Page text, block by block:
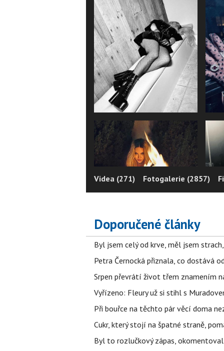
Videa (271) Fotogalerie (2857)
Doporučené články
Byl jsem celý od krve, měl jsem
Petra Černocká přiznala, co dostává
Srpen převrátí život třem znamením
Vyřízeno: Fleury už si stihl s
Při bouřce na těchto pár věcí doma
Cukr, který stojí na špatné straně,
Byl to rozlučkový zápas,